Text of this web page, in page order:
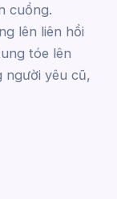
cuồng.
lên liên hồi
tóe lên
người yêu cũ,